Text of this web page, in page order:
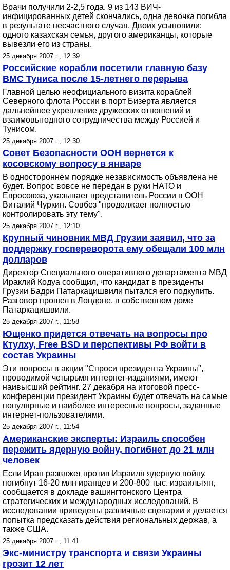
Врачи получили 2-2,5 года. 9 из 143 ВИЧ-
инфицированных детей скончались, одна девочка погибла
в результате несчастного случая. Двоих усыновили:
одного казахская семья, другого американцы, которые
вывезли его из страны.
25 декабря 2007 г., 12:39
Российские корабли посетили главную базу
ВМС Туниса после 15-летнего перерыва
Главной целью неофициального визита кораблей
Северного флота России в порт Бизерта является
дальнейшее укрепление дружеских отношений и
взаимовыгодного сотрудничества между Россией и
Тунисом.
25 декабря 2007 г., 12:30
Совет Безопасности ООН вернется к
косовскому вопросу в январе
В одностороннем порядке независимость объявлена не
будет. Вопрос вовсе не передан в руки НАТО и
Евросоюза, указывает представитель России в ООН
Виталий Чуркин. Совбез "продолжает полностью
контролировать эту тему".
25 декабря 2007 г., 12:10
Крупный чиновник МВД Грузии заявил, что за
поддержку госпереворота ему обещали 100 млн
долларов
Директор Специального оперативного департамента МВД
Ираклий Кодуа сообщил, что кандидат в президенты
Грузии Бадри Патаркацишвили пытался его подкупить.
Разговор прошел в Лондоне, в собственном доме
Патаркацишвили.
25 декабря 2007 г., 11:58
Ющенко придется отвечать на вопросы про
Ктулху, Free BSD и перспективы РФ войти в
состав Украины
Эти вопросы в акции "Спроси президента Украины",
проводимой четырьмя интернет-изданиями, имеют
наивысший рейтинг. 27 декабря на итоговой пресс-
конференции президент Украины будет отвечать на самые
популярные и наиболее интересные вопросы, заданные
интернет-пользователями.
25 декабря 2007 г., 11:54
Американские эксперты: Израиль способен
пережить ядерную войну, погибнет до 21 млн
человек
Если Иран развяжет против Израиля ядерную войну,
погибнут 16-20 млн иранцев и 200-800 тыс. израильтян,
сообщается в докладе вашингтонского Центра
стратегических и международных исследований. В
исследовании приведены различные сценарии и делается
попытка предсказать действия региональных держав, а
также США.
25 декабря 2007 г., 11:41
Экс-министру транспорта и связи Украины
грозит 12 лет